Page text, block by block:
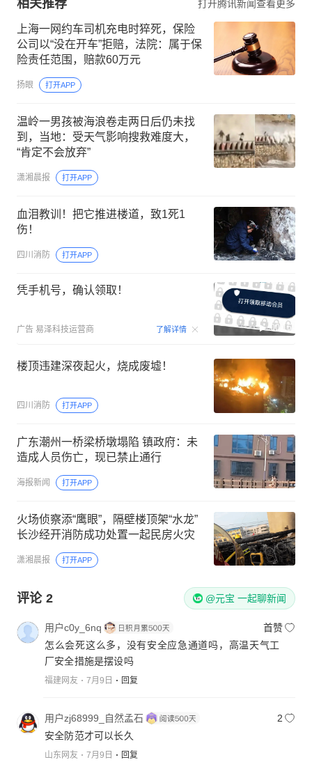
相关推荐 打开腾讯新闻查看更多
上海一网约车司机充电时猝死，保险
公司以“没在开车”拒赔，法院：属于保
险责任范围，赔款60万元
扬眼 打开APP
温岭一男孩被海浪卷走两日后仍未找
到，当地：受天气影响搜救难度大，
“肯定不会放弃”
潇湘晨报 打开APP
血泪教训！把它推进楼道，致1死1
伤！
四川消防 打开APP
凭手机号，确认领取！
广告 易泽科技运营商 了解详情 00:15
楼顶违建深夜起火，烧成废墟！
四川消防 打开APP
广东潮州一桥梁桥墩塌陷 镇政府：未
造成人员伤亡，现已禁止通行
海报新闻 打开APP
火场侦察添“鹰眼”，隔壁楼顶架“水龙”
长沙经开消防成功处置一起民房火灾
潇湘晨报 打开APP
评论 2 @元宝 一起聊新闻
用户c0y_6nq
首赞
怎么会死这么多，没有安全应急通道吗，高温天气工
厂安全措施是摆设吗
福建网友 7月9日 回复
用户zj68999_自然孟石
2
安全防范才可以长久
山东网友 7月9日 回复